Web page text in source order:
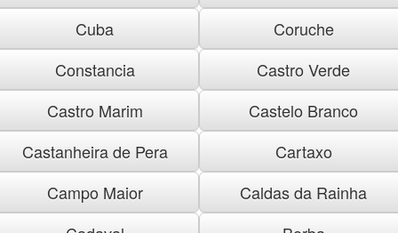
Cuba
Coruche
Constancia
Castro Verde
Castro Marim
Castelo Branco
Castanheira de Pera
Cartaxo
Campo Maior
Caldas da Rainha